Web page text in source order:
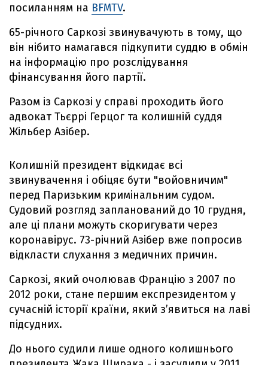
посиланням на BFMTV.
65-річного Саркозі звинувачують в тому, що
він нібито намагався підкупити суддю в обмін
на інформацію про розслідування
фінансування його партії.
Разом із Саркозі у справі проходить його
адвокат Тьєррі Герцог та колишній суддя
Жільбер Азібер.
Колишній президент відкидає всі
звинувачення і обіцяє бути "войовничим"
перед Паризьким кримінальним судом.
Судовий розгляд запланований до 10 грудня,
але ці плани можуть скоригувати через
коронавірус. 73-річний Азібер вже попросив
відкласти слухання з медичних причин.
Саркозі, який очолював Францію з 2007 по
2012 роки, стане першим експрезидентом у
сучасній історії країни, який з’явиться на лаві
підсудних.
До нього судили лише одного колишнього